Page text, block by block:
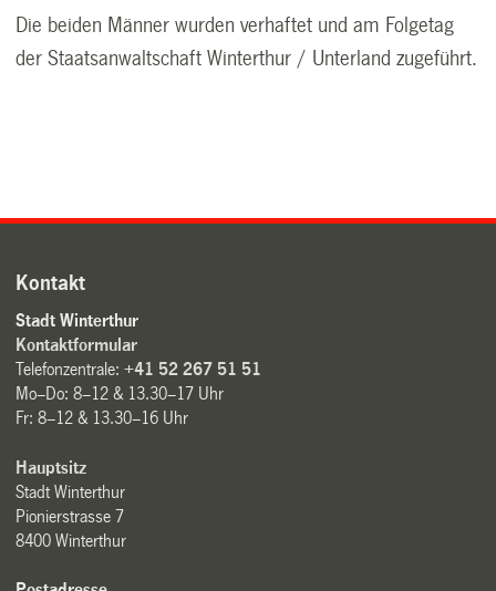
Die beiden Männer wurden verhaftet und am Folgetag
der Staatsanwaltschaft Winterthur / Unterland zugeführt.
Kontakt
Stadt Winterthur
Kontaktformular
Telefonzentrale:+41 52 267 51 51
Mo–Do: 8–12 & 13.30–17 Uhr
Fr: 8–12 & 13.30–16 Uhr
Hauptsitz
Stadt Winterthur
Pionierstrasse 7
8400 Winterthur